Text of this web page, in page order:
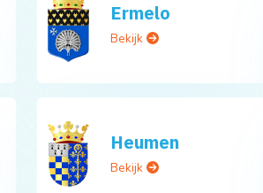
Ermelo
Bekijk
Heumen
Bekijk